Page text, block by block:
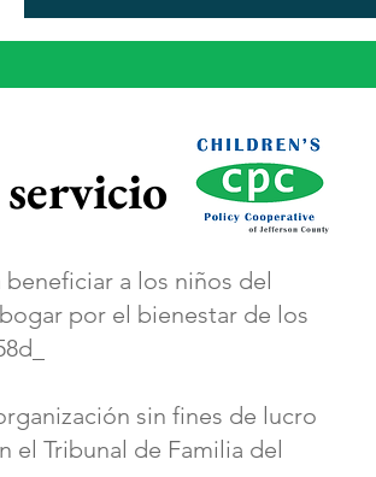
a los niños del
por el bienestar de los
sin fines de lucro
el Tribunal de Familia del